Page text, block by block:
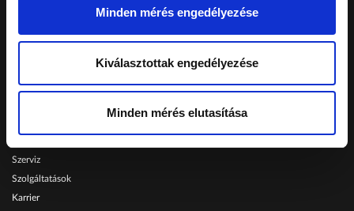
Minden mérés engedélyezése
Kiválasztottak engedélyezése
Minden mérés elutasítása
Konkrét, személyreszabott ajánlatokért fordulj
márkakereskedéseinkhez.
Schiller Autó Család
Szerviz
Szolgáltatások
Karrier